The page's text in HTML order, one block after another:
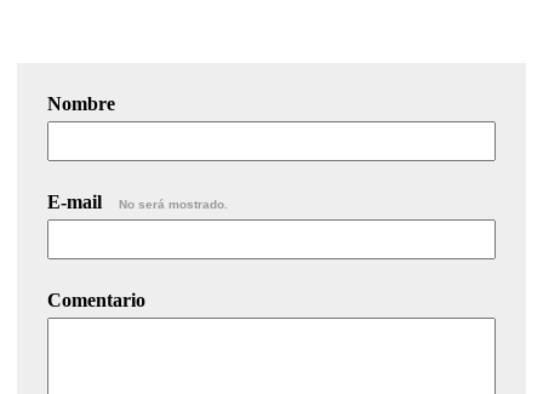
Nombre
E-mail No será mostrado.
Comentario